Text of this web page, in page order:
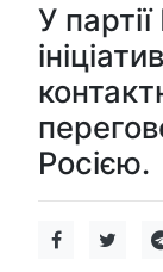
У
Росією.